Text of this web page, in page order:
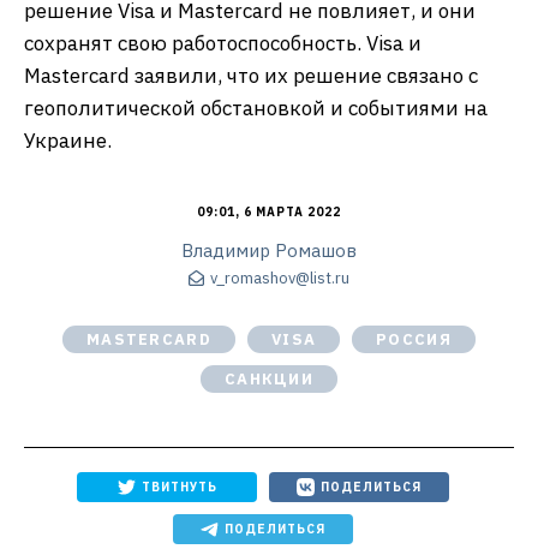
решение Visa и Mastercard не повлияет, и они
сохранят свою работоспособность. Visa и
Mastercard заявили, что их решение связано с
геополитической обстановкой и событиями на
Украине.
09:01, 6 МАРТА 2022
Владимир Ромашов
v_romashov@list.ru
MASTERCARD VISA
РОССИЯ
САНКЦИИ
ТВИТНУТЬ ПОДЕЛИТЬСЯ
ПОДЕЛИТЬСЯ